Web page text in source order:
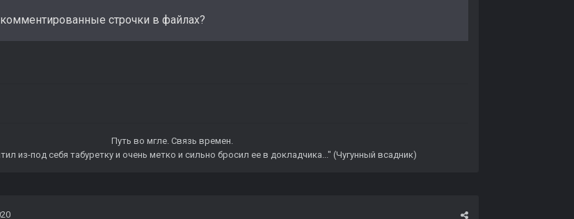
строчки в файлах?
Путь во мгле. Связь времен.
из-под себя табуретку и очень метко и сильно бросил ее в докладчика..." (Чугунный всадник)